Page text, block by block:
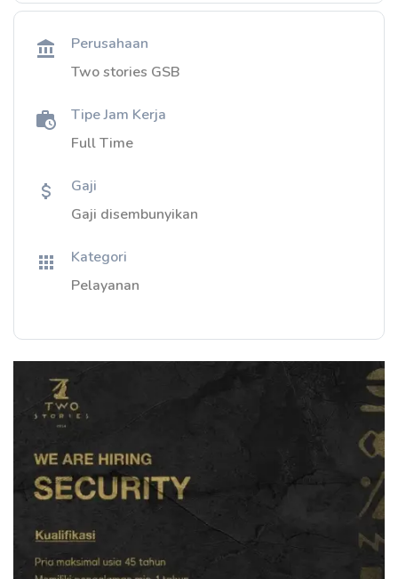
Perusahaan
Two stories GSB
Tipe Jam Kerja
Full Time
Gaji
Gaji disembunyikan
Kategori
Pelayanan